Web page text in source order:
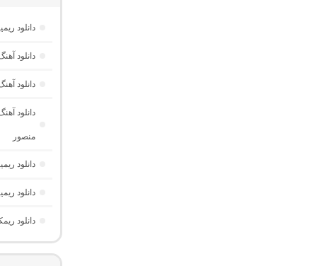
دانلود
دانلود
دانلود
منصور
دانلود ریمیکس دیپ نایت
دانلود
دانلود